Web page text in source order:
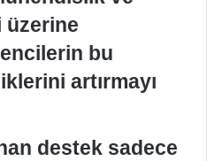
üzerine
bu
artırmayı
destek sadece